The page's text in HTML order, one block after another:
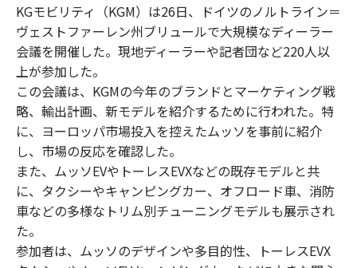
KGモビリティ（KGM）は26日、ドイツのノルトライン＝
ヴェストファーレン州ブリュールで大規模なディーラー
会議を開催した。現地ディーラーや記者団など220人以
上が参加した。
この会議は、KGMの今年のブランドとマーケティング戦
略、輸出計画、新モデルを紹介するために行われた。特
に、ヨーロッパ市場投入を控えたムッソを事前に紹介
し、市場の反応を確認した。
また、ムッソEVやトーレスEVXなどの既存モデルと共
に、タクシーやキャンピングカー、オフロード車、消防
車などの多様なトリム別チューニングモデルも展示され
た。
参加者は、ムッソのデザインや多目的性、トーレスEVX